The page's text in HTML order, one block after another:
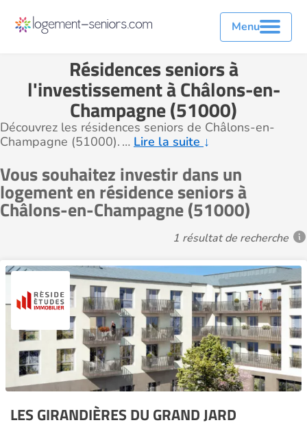
Menu
Résidences seniors à
l'investissement à Châlons-en-
Champagne (51000)
Découvrez les résidences seniors de Châlons-en-
Champagne (51000). … Lire la suite ↓
Vous souhaitez investir dans un
logement en résidence seniors à
Châlons-en-Champagne (51000)
1 résultat de recherche
LES GIRANDIÈRES DU GRAND JARD